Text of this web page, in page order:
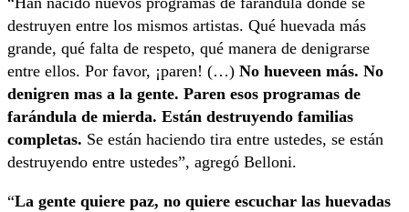
destruyen entre los mismos artistas. Qué huevada más
grande, qué falta de respeto, qué manera de denigrarse
entre ellos. Por favor, ¡paren! (…) No hueveen más. No
denigren mas a la gente. Paren esos programas de
farándula de mierda. Están destruyendo familias
completas. Se están haciendo tira entre ustedes, se están
destruyendo entre ustedes”, agregó Belloni.
“La gente quiere paz, no quiere escuchar las huevadas